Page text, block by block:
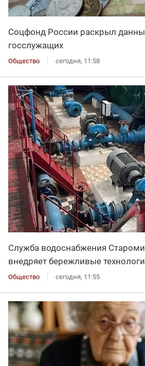
Соцфонд России раскрыл
госслужащих
Общество сегодня, 11:58
Служба водоснабжения
внедряет бережливые
Общество сегодня, 11:55